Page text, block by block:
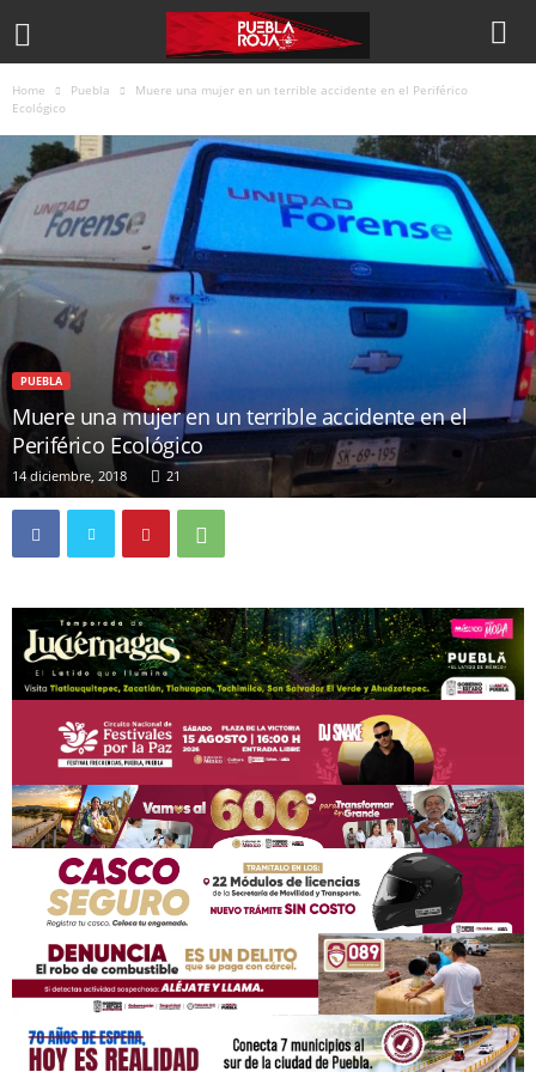
Home Puebla
Muere una mujer en un terrible accidente en el Periférico
Ecológico
PUEBLA
Muere una mujer en un terrible accidente en el
Periférico Ecológico
14 diciembre, 2018 21